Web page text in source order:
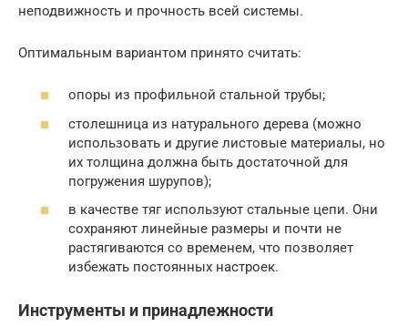
неподвижность и прочность всей системы.
Оптимальным вариантом принято считать:
опоры из профильной стальной трубы;
столешница из натурального дерева (можно
использовать и другие листовые материалы, но
их толщина должна быть достаточной для
погружения шурупов);
в качестве тяг используют стальные цепи. Они
сохраняют линейные размеры и почти не
растягиваются со временем, что позволяет
избежать постоянных настроек.
Инструменты и принадлежности